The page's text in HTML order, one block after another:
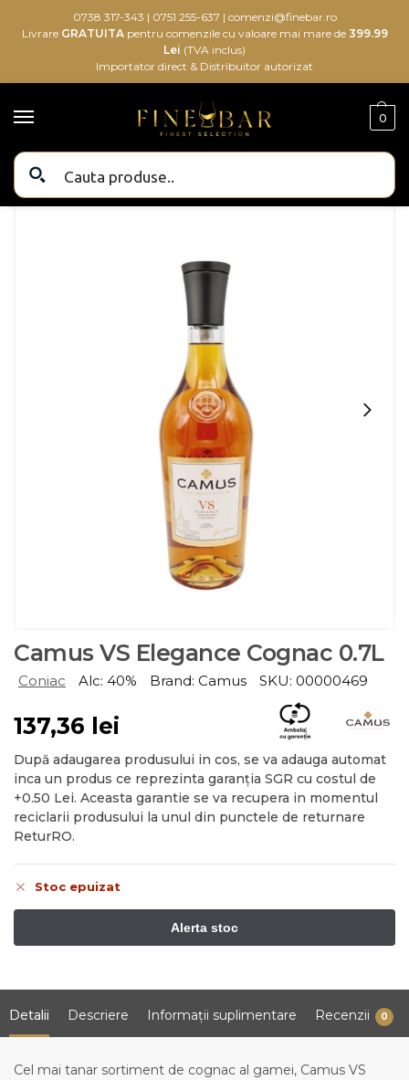
0738 317-343 | 0751 255-637 | comenzi@finebar.ro
Livrare GRATUITA pentru comenzile cu valoare mai mare de399.99
Lei (TVA inclus)
Importator direct & Distribuitor autorizat
0
Bauturi alcoolice Bauturi
Camus VS Elegance Cognac 0.7L
Coniac Alc: 40% Brand: Camus SKU: 00000469
137,36 lei
După adaugarea produsului in cos, se va adauga automat
inca un produs ce reprezinta garanția SGR cu costul de
+0.50 Lei. Aceasta garantie se va recupera in momentul
reciclarii produsului la unul din punctele de returnare
ReturRO.
Stoc epuizat
Detalii Descriere Informații suplimentare Recenzii 0
Cel mai tanar sortiment de cognac al gamei, Camus VS